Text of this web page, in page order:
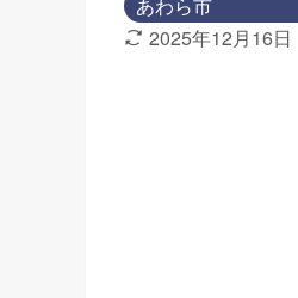
2025年12月16日